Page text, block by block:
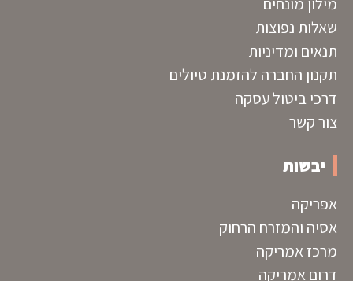
שאלות נפוצות
תנאים ומדיניות
תקנון החברה להזמנת טיולים
דרכי ביטול עסקה
צור קשר
יבשות
אפריקה
אסיה והמזרח הרחוק
מרכז אמריקה
דרום אמריקה